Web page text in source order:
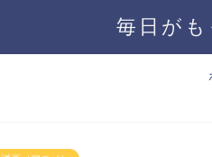
毎日が